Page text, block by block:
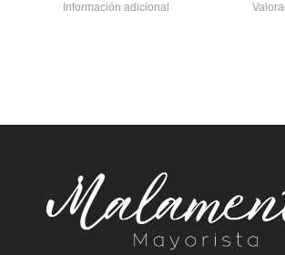
Información adicional